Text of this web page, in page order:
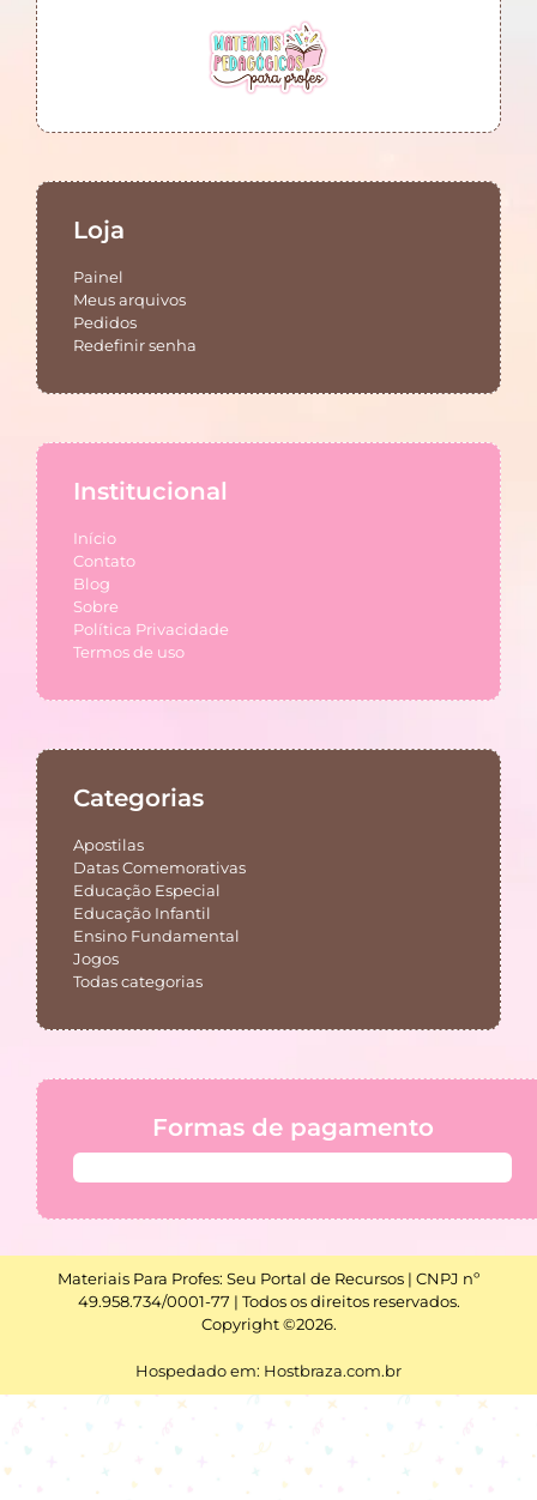
Loja
Painel
Meus arquivos
Pedidos
Redefinir senha
Institucional
Início
Contato
Blog
Sobre
Política Privacidade
Termos de uso
Categorias
Apostilas
Datas Comemorativas
Educação Especial
Educação Infantil
Ensino Fundamental
Jogos
Todas categorias
Formas de pagamento
Materiais Para Profes: Seu Portal de Recursos | CNPJ nº
49.958.734/0001-77 | Todos os direitos reservados.
Copyright ©2026.
Hospedado em: Hostbraza.com.br